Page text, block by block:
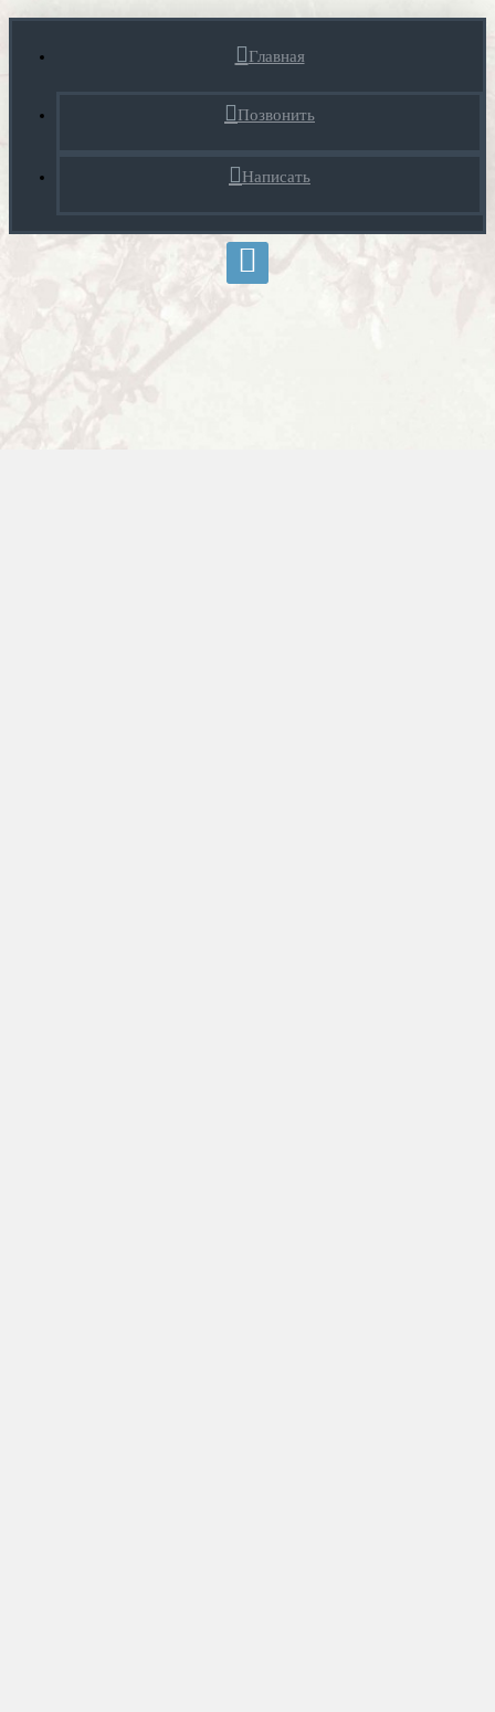
Главная
Позвонить
Написать